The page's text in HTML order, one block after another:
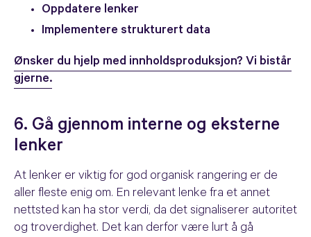
Oppdatere lenker
Implementere strukturert data
Ønsker du hjelp med innholdsproduksjon? Vi bistår
gjerne.
6. Gå gjennom interne og eksterne
lenker
At lenker er viktig for god organisk rangering er de
aller fleste enig om. En relevant lenke fra et annet
nettsted kan ha stor verdi, da det signaliserer autoritet
og troverdighet. Det kan derfor være lurt å gå